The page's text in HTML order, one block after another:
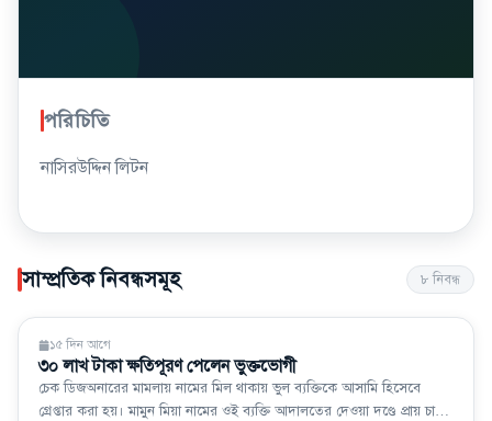
পরিচিতি
নাসিরউদ্দিন লিটন
সাম্প্রতিক নিবন্ধসমূহ ৮ নিবন্ধ
আইন-আদালত
১৫ দিন আগে
৩০ লাখ টাকা ক্ষতিপূরণ পেলেন ভুক্তভোগী
চেক ডিজঅনারের মামলায় নামের মিল থাকায় ভুল ব্যক্তিকে আসামি হিসেবে
গ্রেপ্তার করা হয়। মামুন মিয়া নামের ওই ব্যক্তি আদালতের দেওয়া দণ্ডে প্রায় চার